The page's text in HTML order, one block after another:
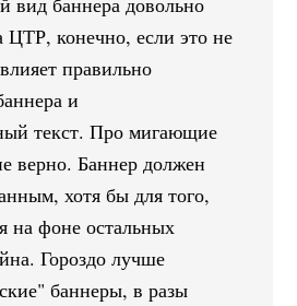
ЦТР, конечно, если это не
правильно
и
текст. Про мигающие
верно. Баннер должен
хотя бы для того,
на фоне остальных
Гороздо лучше
баннеры, в разы